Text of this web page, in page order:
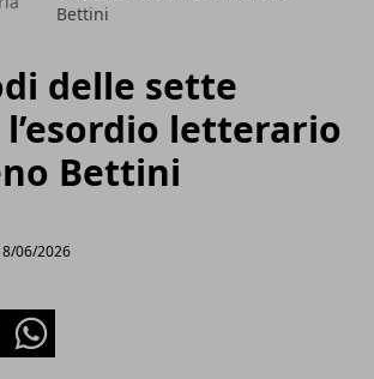
Bettini
delle sette
letterario
Bettini
06/2026
Whatsapp